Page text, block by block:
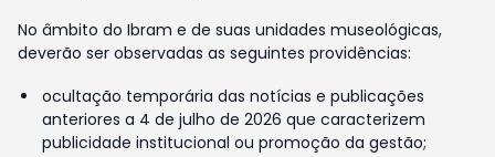
No âmbito do Ibram e de suas unidades museológicas,
deverão ser observadas as seguintes providências:
ocultação temporária das notícias e publicações
anteriores a 4 de julho de 2026 que caracterizem
publicidade institucional ou promoção da gestão;